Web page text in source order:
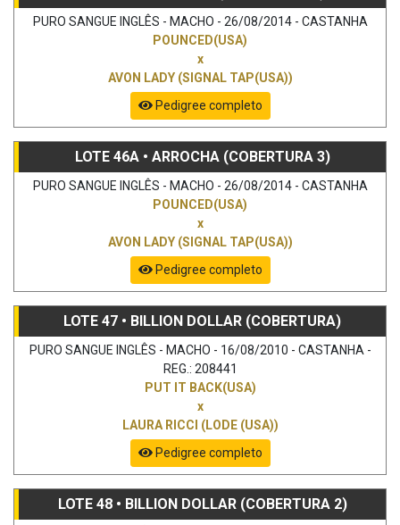
PURO SANGUE INGLÊS - MACHO - 26/08/2014 - CASTANHA
POUNCED(USA)
x
AVON LADY (SIGNAL TAP(USA))
Pedigree completo
LOTE 46A • ARROCHA (COBERTURA 3)
PURO SANGUE INGLÊS - MACHO - 26/08/2014 - CASTANHA
POUNCED(USA)
x
AVON LADY (SIGNAL TAP(USA))
Pedigree completo
LOTE 47 • BILLION DOLLAR (COBERTURA)
PURO SANGUE INGLÊS - MACHO - 16/08/2010 - CASTANHA -
REG.: 208441
PUT IT BACK(USA)
x
LAURA RICCI (LODE (USA))
Pedigree completo
LOTE 48 • BILLION DOLLAR (COBERTURA 2)